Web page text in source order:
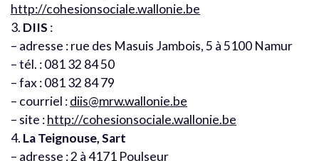
http://cohesionsociale.wallonie.be
3. DIIS :
– adresse : rue des Masuis Jambois, 5 à 5100 Namur
– tél. : 081 32 84 50
– fax : 081 32 84 79
– courriel :diis@mrw.wallonie.be
– site :http://cohesionsociale.wallonie.be
4. La Teignouse, Sart
– adresse : 2 à 4171 Poulseur